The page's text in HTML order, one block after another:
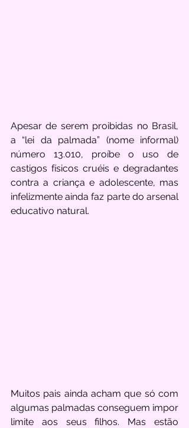
Apesar de serem proibidas no Brasil,
a “lei da palmada” (nome informal)
número 13.010, proíbe o uso de
castigos físicos cruéis e degradantes
contra a criança e adolescente, mas
infelizmente ainda faz parte do arsenal
educativo natural.
Muitos pais ainda acham que só com
algumas palmadas conseguem impor
limite aos seus filhos. Mas estão